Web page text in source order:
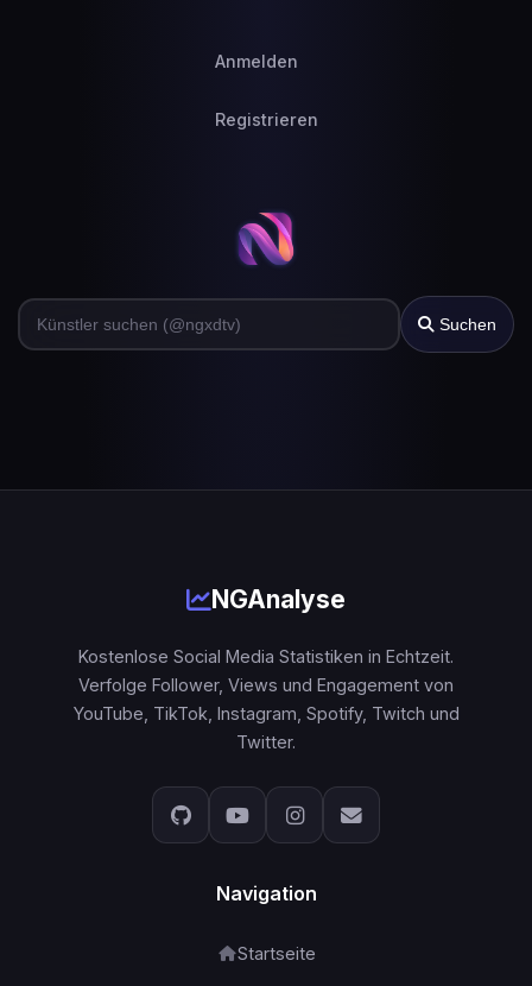
Anmelden
Registrieren
Suchen
NGAnalyse
Kostenlose Social Media Statistiken in Echtzeit.
Verfolge Follower, Views und Engagement von
YouTube, TikTok, Instagram, Spotify, Twitch und
Twitter.
Navigation
Startseite